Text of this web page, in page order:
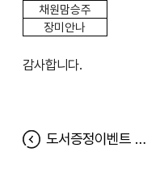
채원맘승주
장미안나
감사합니다.
도서증정이벤트 <1년 전과 똑같은 고민을 하는 나에게> 당첨자